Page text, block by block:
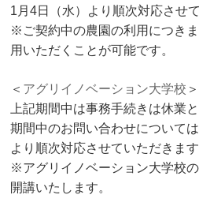
1月4日（水）より順次対応させ
※ご契約中の農園の利用につき
用いただくことが可能です。
＜ アグリイノベーション大学校 ＞
上記期間中は事務手続きは休業
期間中のお問い合わせについて
より順次対応させていただきます
※アグリイノベーション大学校
開講いたします。